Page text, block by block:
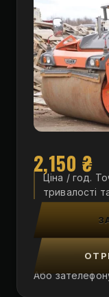
2,150 ₴
Ціна / год.
тривалості
Або